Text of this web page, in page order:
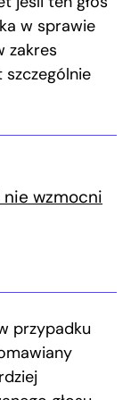
w sprawie
zakres
szczególnie
wzmocni
przypadku